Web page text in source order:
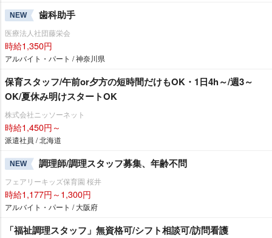
NEW 歯科助手
医療法人社団藤栄会
時給1,350円
アルバイト・パート / 神奈川県
保育スタッフ/午前or夕方の短時間だけもOK・1日4h～/週3～
OK/夏休み明けスタートOK
株式会社ニッソーネット
時給1,450円～
派遣社員 / 北海道
NEW 調理師/調理スタッフ募集、年齢不問
フェアリーキッズ保育園 桜井
時給1,177円～1,300円
アルバイト・パート / 大阪府
「福祉調理スタッフ」無資格可/シフト相談可/訪問看護